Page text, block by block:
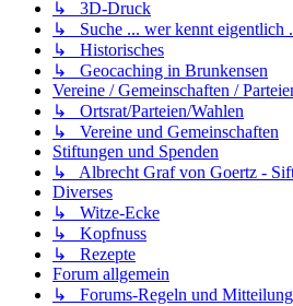
↳ 3D-Druck
↳ Suche ... wer kennt eigentlich
↳ Historisches
↳ Geocaching in Brunkensen
Vereine / Gemeinschaften /
↳ Ortsrat/Parteien/Wahlen
↳ Vereine und Gemeinschaften
Stiftungen und Spenden
↳ Albrecht Graf von Goertz -
Diverses
↳ Witze-Ecke
↳ Kopfnuss
↳ Rezepte
Forum allgemein
↳ Forums-Regeln und